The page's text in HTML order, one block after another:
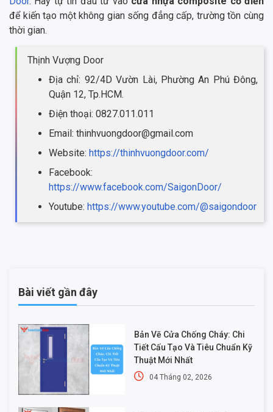
để kiến tạo một không gian sống đẳng cấp, trường tồn cùng
thời gian.
Thịnh Vượng Door
Địa chỉ: 92/4D Vườn Lài, Phường An Phú Đông,
Quận 12, Tp.HCM.
Điện thoại: 0827.011.011
Email: thinhvuongdoor@gmail.com
Website: https://thinhvuongdoor.com/
Facebook:
https://www.facebook.com/SaigonDoor/
Youtube: https://www.youtube.com/@saigondoor
Bài viết gần đây
Bản Vẽ Cửa Chống Cháy: Chi
Tiết Cấu Tạo Và Tiêu Chuẩn Kỹ
Thuật Mới Nhất
04 Tháng 02, 2026